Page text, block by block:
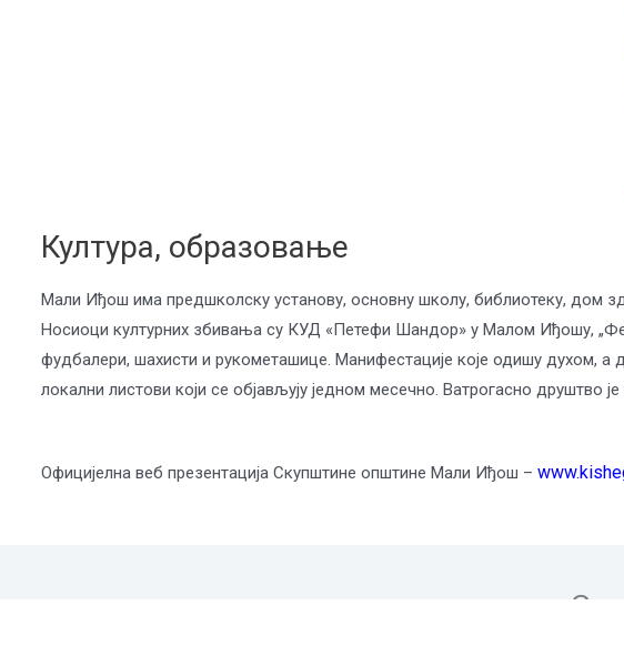
Култура, образовање
Мали Иђош има предшколску установу, основну школу, библиотеку, дом
Носиоци културних збивања су КУД «Петефи Шандор» у Малом Иђошу,
фудбалери, шахисти и рукометашице. Манифестације које одишу духом,
локални листови који се објављују једном месечно. Ватрогасно друштво
Официјелна веб презентација Скупштине општине Мали Иђош –